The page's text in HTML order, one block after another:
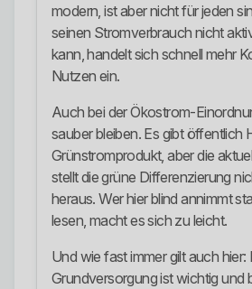
modern, ist aber nicht für jeden
seinen Stromverbrauch nicht
kann, handelt sich schnell mehr
Nutzen ein.
Auch bei der Ökostrom-
sauber bleiben. Es gibt öffentlich
Grünstromprodukt, aber die
stellt die grüne Differenzierung
heraus. Wer hier blind annimmt
lesen, macht es sich zu leicht.
Und wie fast immer gilt auch hier:
Grundversorgung ist wichtig und